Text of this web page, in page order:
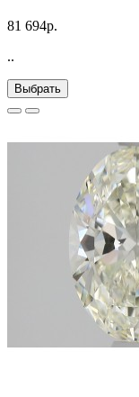
81 694р.
..
Выбрать